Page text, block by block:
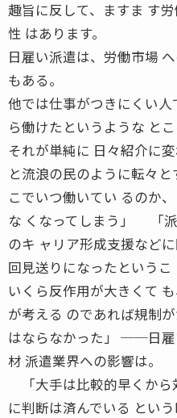
趣旨に反して、ますま す
性 はあります。
日雇い派遣は、労働市場
もある。
他では仕事がつきにくい
ら働けたというような とこ
それが単純に 日々紹介に
と流浪の民のように転々
こでいつ働いてい るのか
な くなってしまう」 「
のキ ャリア形成支援など
回見送りになったというこ
いくら反作用が大きくて
が考える のであれば規制
はならなかった」 ──日雇
材 派遣業界への影響は。
「大手は比較的早くから
に判断は済んでいる という